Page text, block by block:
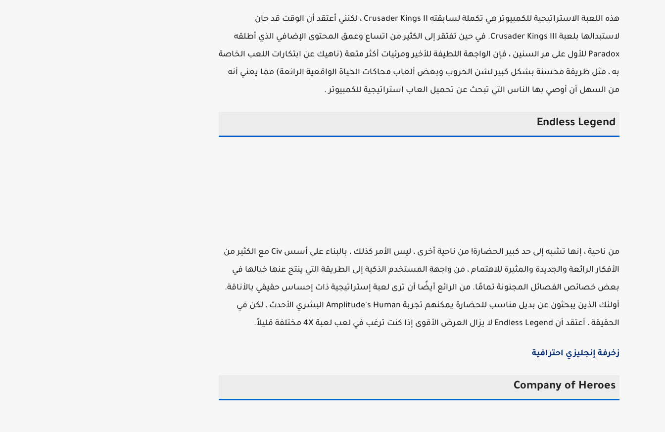
هذه اللعبة الاستراتيجية للكمبيوتر هي تكملة لسابقته Crusader Kings II ، لكنني أعتقد أن الوقت قد حان
لاستبدالها بلعبة Crusader Kings III. في حين تفتقر إلى الكثير من اتساع وعمق المحتوى الإضافي الذي أطلقه
Paradox للأول على مر السنين ، فإن الواجهة اللطيفة للأخير ومرئيات أكثر متعة (ناهيك عن ابتكارات اللعب الخاصة
به ، مثل طريقة محسنة بشكل كبير لشن الحروب وبعض ألعاب محاكات الحياة الواقعية الرائعة) مما يعني أنه
من السهل أن أوصي بها الناس التي تبحث عن تحميل العاب استراتيجية للكمبيوتر .
Endless Legend
من ناحية ، إنها تشبه إلى حد كبير الحضارة! من ناحية أخرى ، ليس الأمر كذلك ، بالبناء على أسس Civ مع الكثير من
الأفكار الرائعة والجديدة والمثيرة للاهتمام ، من واجهة المستخدم الذكية إلى الطريقة التي ينتج عنها خيالها في
بعض خصائص الفصائل المجنونة تمامًا. من الرائع أيضًا أن ترى لعبة إستراتيجية ذات إحساس حقيقي بالأناقة.
أولئك الذين يبحثون عن بديل مناسب للحضارة يمكنهم تجربة Amplitude's Human البشري الأحدث ، لكن في
الحقيقة ، أعتقد أن Endless Legend لا يزال العرض الأقوى إذا كنت ترغب في لعب لعبة 4X مختلفة قليلاً.
زخرفة إنجليزي احترافية
Company of Heroes